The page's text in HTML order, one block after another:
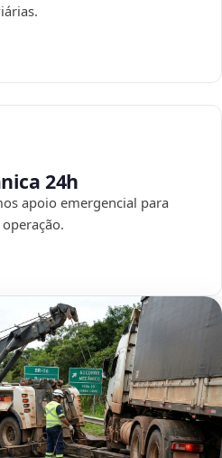
24h
apoio emergencial para